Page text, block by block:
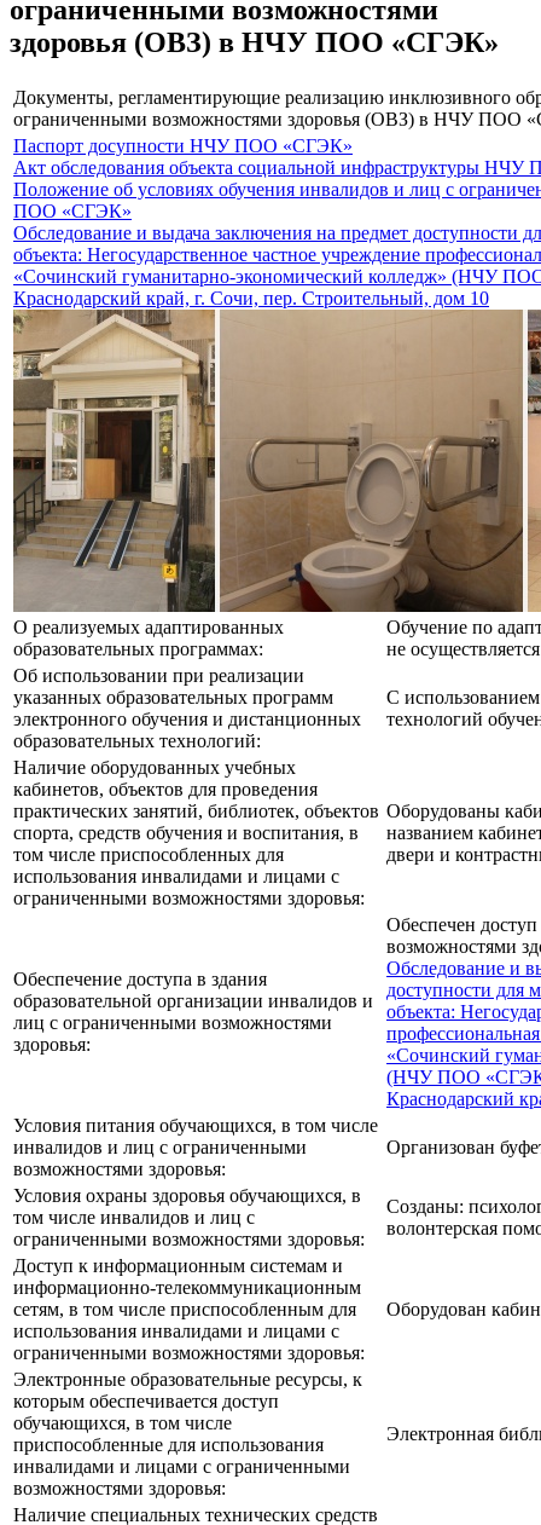
ограниченными возможностями
здоровья (ОВЗ) в НЧУ ПОО «СГЭК»
Документы, регламентирующие реализацию инклюзивного
ограниченными возможностями здоровья (ОВЗ) в НЧУ ПОО
Паспорт досупности НЧУ ПОО «СГЭК»
Акт обследования объекта социальной инфраструктуры
Положение об условиях обучения инвалидов и лиц с
ПОО «СГЭК»
Обследование и выдача заключения на предмет доступности
объекта: Негосударственное частное учреждение
«Сочинский гуманитарно-экономический колледж» (НЧУ
Краснодарский край, г. Сочи, пер. Строительный, дом 10
О реализуемых адаптированных
образовательных программах:
Обучение по
не
Об использовании при реализации
указанных образовательных программ
электронного обучения и дистанционных
образовательных технологий:
С
технологий
Наличие оборудованных учебных
кабинетов, объектов для проведения
практических занятий, библиотек, объектов
спорта, средств обучения и воспитания, в
том числе приспособленных для
использования инвалидами и лицами с
ограниченными возможностями здоровья:
Оборудованы
названием
двери и
Обеспечение доступа в здания
образовательной организации инвалидов и
лиц с ограниченными возможностями
здоровья:
Обеспечен
возможностями
Обследование и
доступности для
объекта:
«Сочинский
(НЧУ ПОО
Краснодарский
Условия питания обучающихся, в том числе
инвалидов и лиц с ограниченными
возможностями здоровья:
Организован
Условия охраны здоровья обучающихся, в
том числе инвалидов и лиц с
ограниченными возможностями здоровья:
Созданы:
волонтерская
Доступ к информационным системам и
информационно-телекоммуникационным
сетям, в том числе приспособленным для
использования инвалидами и лицами с
ограниченными возможностями здоровья:
Оборудован
Электронные образовательные ресурсы, к
которым обеспечивается доступ
обучающихся, в том числе
приспособленные для использования
инвалидами и лицами с ограниченными
возможностями здоровья:
Электронная
Наличие специальных технических средств